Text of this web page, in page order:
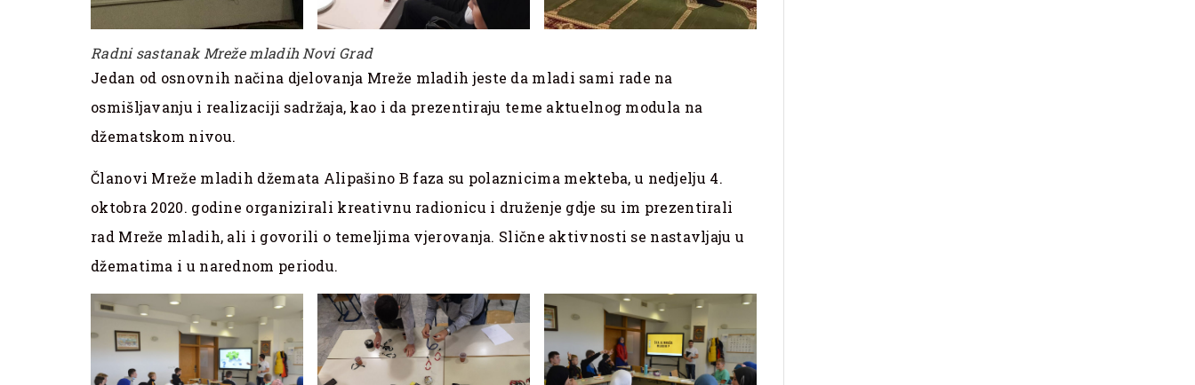
Radni sastanak Mreže mladih Novi Grad
Jedan od osnovnih načina djelovanja Mreže mladih jeste da mladi sami rade na
osmišljavanju i realizaciji sadržaja, kao i da prezentiraju teme aktuelnog modula na
džematskom nivou.
Članovi Mreže mladih džemata Alipašino B faza su polaznicima mekteba, u nedjelju 4.
oktobra 2020. godine organizirali kreativnu radionicu i druženje gdje su im prezentirali
rad Mreže mladih, ali i govorili o temeljima vjerovanja. Slične aktivnosti se nastavljaju u
džematima i u narednom periodu.